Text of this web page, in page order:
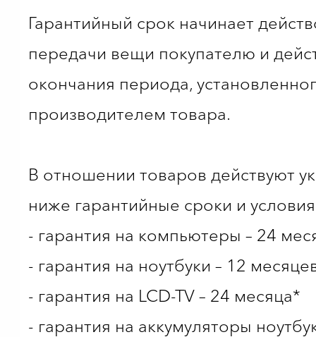
Гарантийный срок начинает
передачи вещи покупателю и
окончания периода,
производителем товара.
В отношении товаров действуют
ниже гарантийные сроки и
- гарантия на компьютеры – 24
- гарантия на ноутбуки – 12
- гарантия на LCD-TV – 24 месяца*
- гарантия на аккумуляторы